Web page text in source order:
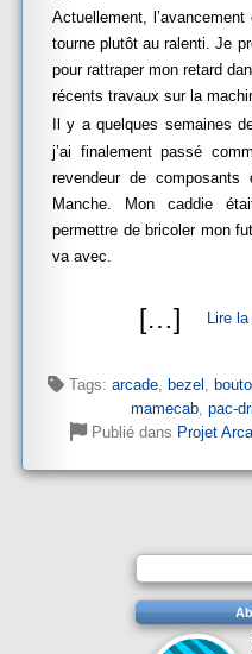
Actuellement,
tourne plutôt au ralenti. Je
pour rattraper mon retard
récents travaux sur la
Il y a quelques semaines
j’ai finalement passé
revendeur de composants
Manche. Mon caddie
permettre de bricoler mon
va avec.
[…] Lire
Tags: arcade, bezel ,
mamecab, pac-
Publié dans Projet